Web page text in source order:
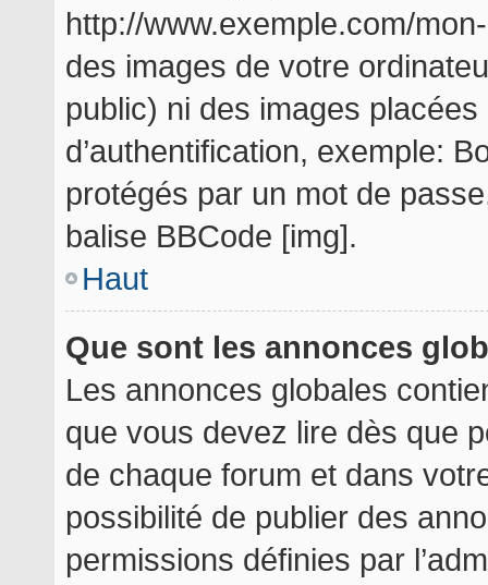
http://www.exemple.com/
des images de votre
public) ni des images
d’authentification, exemple:
protégés par un mot de
balise BBCode [img].
Haut
Que sont les annonces
Les annonces globales
que vous devez lire dès que
de chaque forum et dans
possibilité de publier des
permissions définies par